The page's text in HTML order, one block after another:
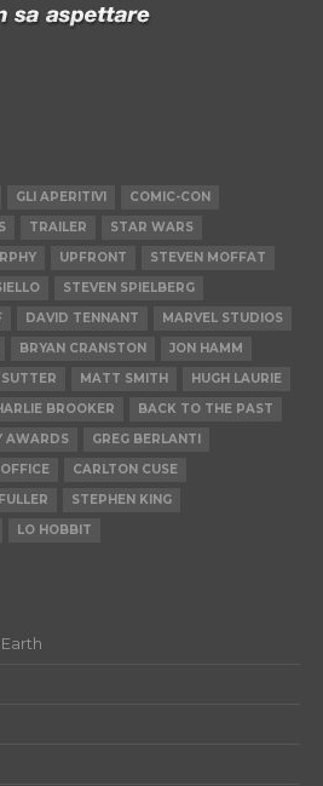
GLI APERITIVI
COMIC-CON
TRAILER
STAR WARS
UPFRONT
STEVEN MOFFAT
STEVEN SPIELBERG
DAVID TENNANT
MARVEL STUDIOS
BRYAN CRANSTON
JON HAMM
MATT SMITH
HUGH LAURIE
BROOKER
BACK TO THE PAST
AWARDS
GREG BERLANTI
CARLTON CUSE
STEPHEN KING
LO HOBBIT